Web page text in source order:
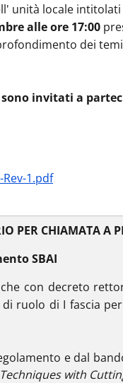
unità locale
alle ore 17:00
dei
invitati a
1.pdf
PER CHIAMATA A
SBAI
con decreto
ruolo di I fascia per
e dal
with